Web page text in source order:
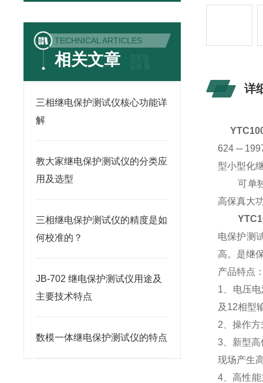
TECHNICAL ARTICLES
相关文章
三相继电保护测试仪核心功能详
解
教大家继电保护测试仪的分类应
用及选型
三相继电保护测试仪的精度是如
何校准的？
JB-702 继电保护测试仪用途及
主要技术特点
数模一体继电保护测试仪的特点
详
624 ─
型小型化
可单独
高保真大
电保护测
高。是继
产品特点
1、电压
及12相型
2、操作
3、新型
现场产生
4、高性